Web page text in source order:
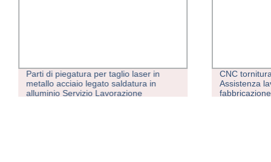
Parti di piegatura per taglio laser in
metallo acciaio legato saldatura in
alluminio Servizio Lavorazione
CNC
Assistenza